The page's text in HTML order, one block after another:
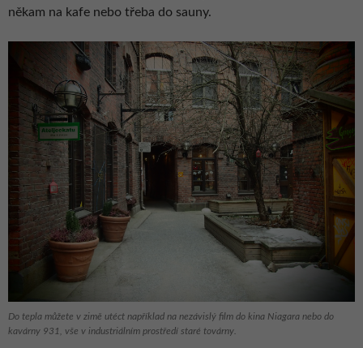
někam na kafe nebo třeba do sauny.
Do tepla můžete v zimě utéct například na nezávislý film do kina Niagara nebo do
kavárny 931, vše v industriálním prostředí staré továrny.